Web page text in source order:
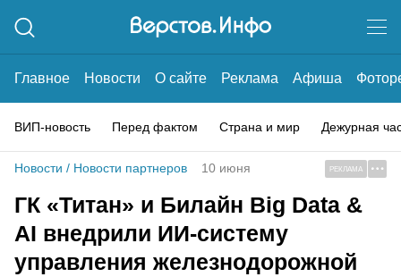
Главное Новости О сайте Реклама Афиша
ВИП-новость Перед фактом Страна и мир Дежурная
Новости / Новости партнеров 10 июня РЕКЛАМА
ГК «Титан» и Билайн Big Data &
AI внедрили ИИ-систему
управления железнодорожной